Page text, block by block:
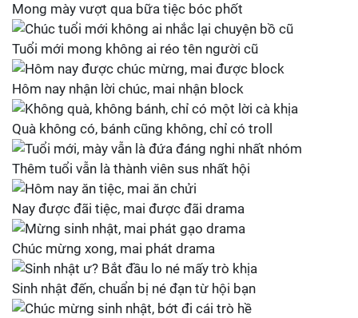
Mong mày vượt qua bữa tiệc bóc phốt
Tuổi mới mong không ai réo tên người cũ
Hôm nay nhận lời chúc, mai nhận block
Quà không có, bánh cũng không, chỉ có troll
Thêm tuổi vẫn là thành viên sus nhất hội
Nay được đãi tiệc, mai được đãi drama
Chúc mừng xong, mai phát drama
Sinh nhật đến, chuẩn bị né đạn từ hội bạn